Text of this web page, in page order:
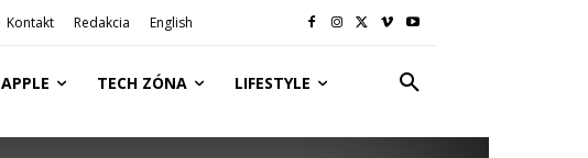
Kontakt Redakcia English
APPLE TECH ZÓNA LIFESTYLE